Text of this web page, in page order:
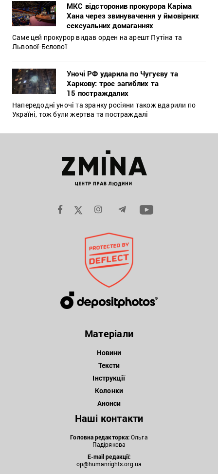
МКС відсторонив прокурора Каріма
Хана через звинувачення у ймовірних
сексуальних домаганнях
Саме цей прокурор видав орден на арешт Путіна та
Львової-Белової
Уночі РФ ударила по Чугуєву та
Харкову: троє загиблих та
15 постраждалих
Напередодні уночі та зранку росіяни також вдарили по
Україні, тож були жертва та постраждалі
Матеріали
Новини
Тексти
Інструкції
Колонки
Анонси
Наші контакти
Головна редакторка:Ольга
Падірякова
E-mail редакції:
op@humanrights.org.ua